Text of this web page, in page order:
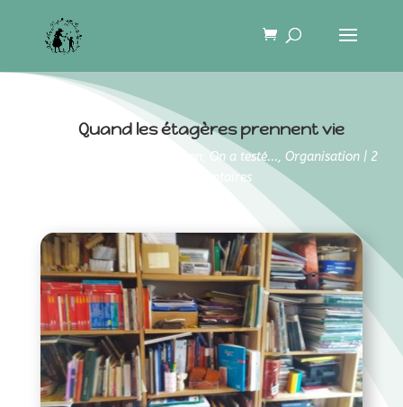
Quand les étagères prennent vie
On a testé..., Organisation | 2
commentaires